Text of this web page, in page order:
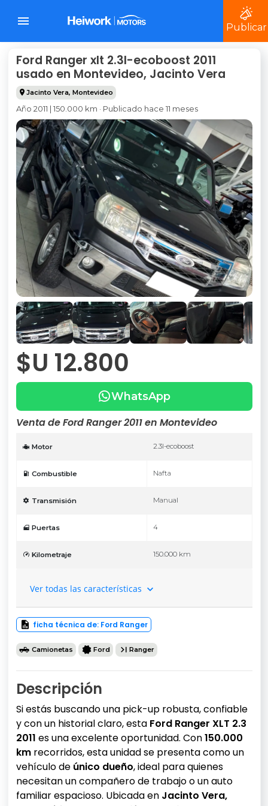
Publicar
Ford Ranger xlt 2.3l-ecoboost 2011
usado en Montevideo, Jacinto Vera
Jacinto Vera, Montevideo
Año 2011 | 150.000 km · Publicado hace 11 meses
$U 12.800
WhatsApp
Venta de Ford Ranger 2011 en Montevideo
Motor 2.3l-ecoboost
Combustible Nafta
Transmisión Manual
Puertas 4
Kilometraje 150.000 km
Ver todas las características
ficha técnica de: Ford Ranger
Camionetas Ford Ranger
Descripción
Si estás buscando una pick-up robusta, confiable
y con un historial claro, esta Ford Ranger XLT 2.3
2011 es una excelente oportunidad. Con150.000
kmrecorridos, esta unidad se presenta como un
vehículo de único dueño, ideal para quienes
necesitan un compañero de trabajo o un auto
familiar espacioso. Ubicada en Jacinto Vera,